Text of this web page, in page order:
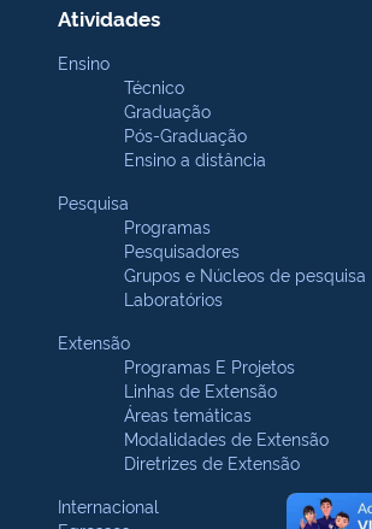
Atividades
Ensino
Técnico
Graduação
Pós-Graduação
Ensino a distância
Pesquisa
Programas
Pesquisadores
Grupos e Núcleos de pesquisa
Laboratórios
Extensão
Programas E Projetos
Linhas de Extensão
Áreas temáticas
Modalidades de Extensão
Diretrizes de Extensão
Internacional